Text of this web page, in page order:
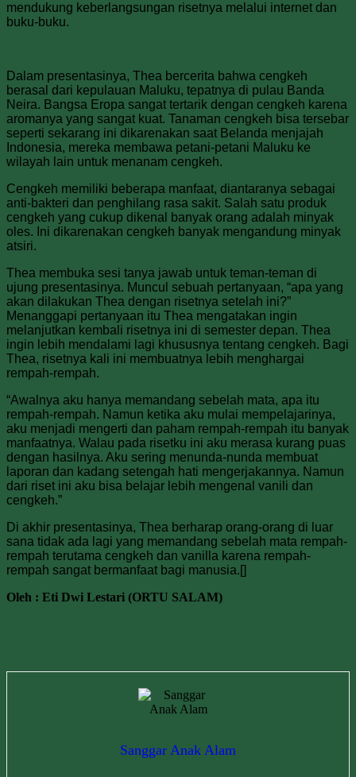
mendukung keberlangsungan risetnya melalui internet dan
buku-buku.
Dalam presentasinya, Thea bercerita bahwa cengkeh
berasal dari kepulauan Maluku, tepatnya di pulau Banda
Neira. Bangsa Eropa sangat tertarik dengan cengkeh karena
aromanya yang sangat kuat. Tanaman cengkeh bisa tersebar
seperti sekarang ini dikarenakan saat Belanda menjajah
Indonesia, mereka membawa petani-petani Maluku ke
wilayah lain untuk menanam cengkeh.
Cengkeh memiliki beberapa manfaat, diantaranya sebagai
anti-bakteri dan penghilang rasa sakit. Salah satu produk
cengkeh yang cukup dikenal banyak orang adalah minyak
oles. Ini dikarenakan cengkeh banyak mengandung minyak
atsiri.
Thea membuka sesi tanya jawab untuk teman-teman di
ujung presentasinya. Muncul sebuah pertanyaan, “apa yang
akan dilakukan Thea dengan risetnya setelah ini?”
Menanggapi pertanyaan itu Thea mengatakan ingin
melanjutkan kembali risetnya ini di semester depan. Thea
ingin lebih mendalami lagi khususnya tentang cengkeh. Bagi
Thea, risetnya kali ini membuatnya lebih menghargai
rempah-rempah.
“Awalnya aku hanya memandang sebelah mata, apa itu
rempah-rempah. Namun ketika aku mulai mempelajarinya,
aku menjadi mengerti dan paham rempah-rempah itu banyak
manfaatnya. Walau pada risetku ini aku merasa kurang puas
dengan hasilnya. Aku sering menunda-nunda membuat
laporan dan kadang setengah hati mengerjakannya. Namun
dari riset ini aku bisa belajar lebih mengenal vanili dan
cengkeh.”
Di akhir presentasinya, Thea berharap orang-orang di luar
sana tidak ada lagi yang memandang sebelah mata rempah-
rempah terutama cengkeh dan vanilla karena rempah-
rempah sangat bermanfaat bagi manusia.[]
Oleh : Eti Dwi Lestari (ORTU SALAM)
Sanggar Anak Alam